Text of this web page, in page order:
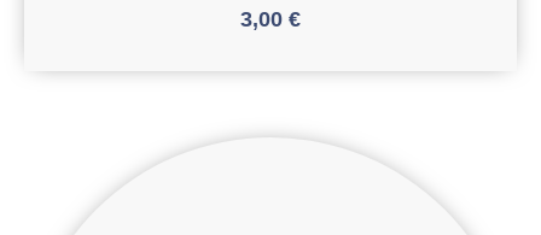
3,00 €